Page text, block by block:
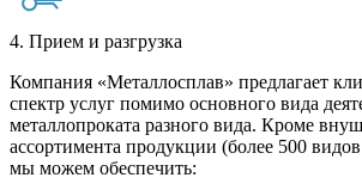
4. Прием и разгрузка
Компания «Металлосплав» предлагает
спектр услуг помимо основного вида
металлопроката разного вида. Кроме
ассортимента продукции (более 500
мы можем обеспечить: